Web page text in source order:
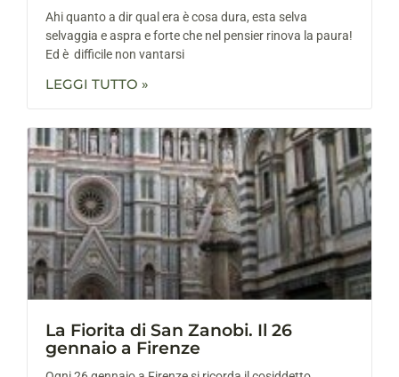
Ahi quanto a dir qual era è cosa dura, esta selva
selvaggia e aspra e forte che nel pensier rinova la paura!
Ed è difficile non vantarsi
LEGGI TUTTO »
La Fiorita di San Zanobi. Il 26
gennaio a Firenze